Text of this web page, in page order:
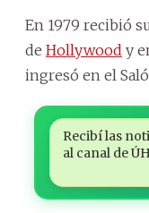
En 1979 recibió
de Hollywood y
ingresó en el
Recibí las
al canal de